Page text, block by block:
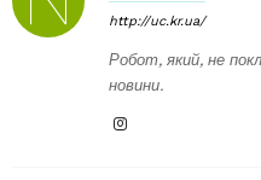
http://uc.kr.ua/
Робот, який, не
новини.